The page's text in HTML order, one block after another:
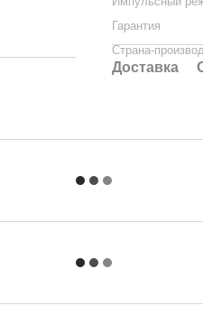
Гарантия
Страна-
Доставка